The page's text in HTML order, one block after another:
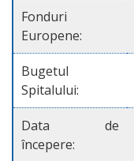
Fonduri
Europene:
Bugetul
Spitalului:
Data de
începere: